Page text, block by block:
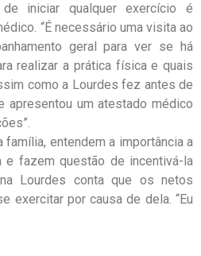
iniciar qualquer exercício é
“É necessário uma visita ao
geral para ver se há
realizar a prática física e quais
como a Lourdes fez antes de
apresentou um atestado médico
família, entendem a importância a
fazem questão de incentivá-la
Lourdes conta que os netos
exercitar por causa de dela. “Eu